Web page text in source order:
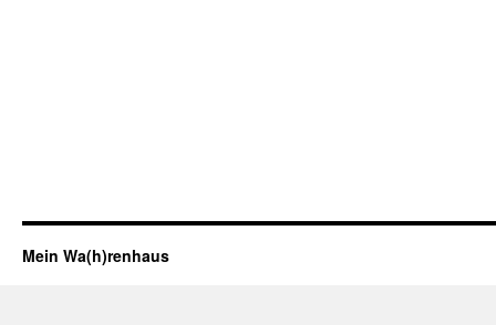
Mein Wa(h)renhaus